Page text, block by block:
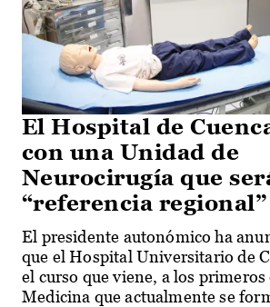
El Hospital de
con una Unidad de
Neurocirugía que
“referencia regional”
El presidente autonómico ha
que el Hospital Universitario de
el curso que viene, a los
Medicina que actualmente se